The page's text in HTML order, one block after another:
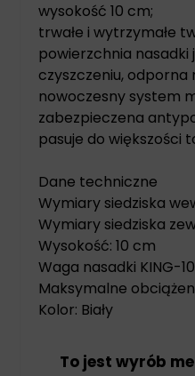
wysokość 10 cm;
trwałe i wytrzymałe
powierzchnia nasadki
czyszczeniu, odporna
nowoczesny system
zabezpieczena
pasuje do większości
Dane techniczne
Wymiary siedziska
Wymiary siedziska
Wysokość: 10 cm
Waga nasadki KING-
Maksymalne
Kolor: Biały
To jest wyrób